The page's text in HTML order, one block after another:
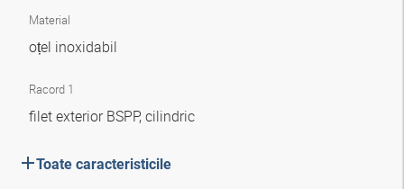
Material
oțel inoxidabil
Racord 1
filet exterior BSPP, cilindric
Toate caracteristicile